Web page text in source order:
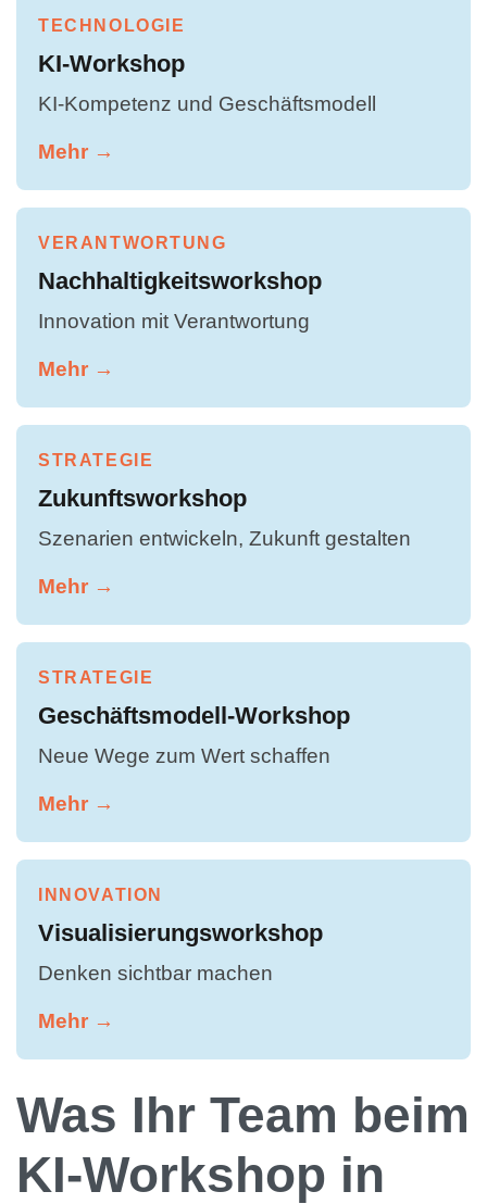
TECHNOLOGIE
KI-Workshop
KI-Kompetenz und Geschäftsmodell
Mehr →
VERANTWORTUNG
Nachhaltigkeitsworkshop
Innovation mit Verantwortung
Mehr →
STRATEGIE
Zukunftsworkshop
Szenarien entwickeln, Zukunft gestalten
Mehr →
STRATEGIE
Geschäftsmodell-Workshop
Neue Wege zum Wert schaffen
Mehr →
INNOVATION
Visualisierungsworkshop
Denken sichtbar machen
Mehr →
Was Ihr Team beim
KI-Workshop in